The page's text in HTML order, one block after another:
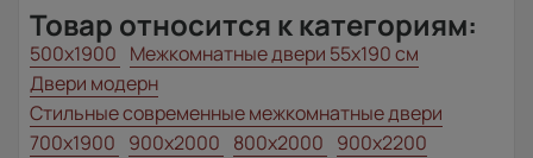
Товар относится к категориям:
500x1900 Межкомнатные двери 55х190 см
Двери модерн
Стильные современные межкомнатные двери
700x1900 900x2000 800x2000 900x2200